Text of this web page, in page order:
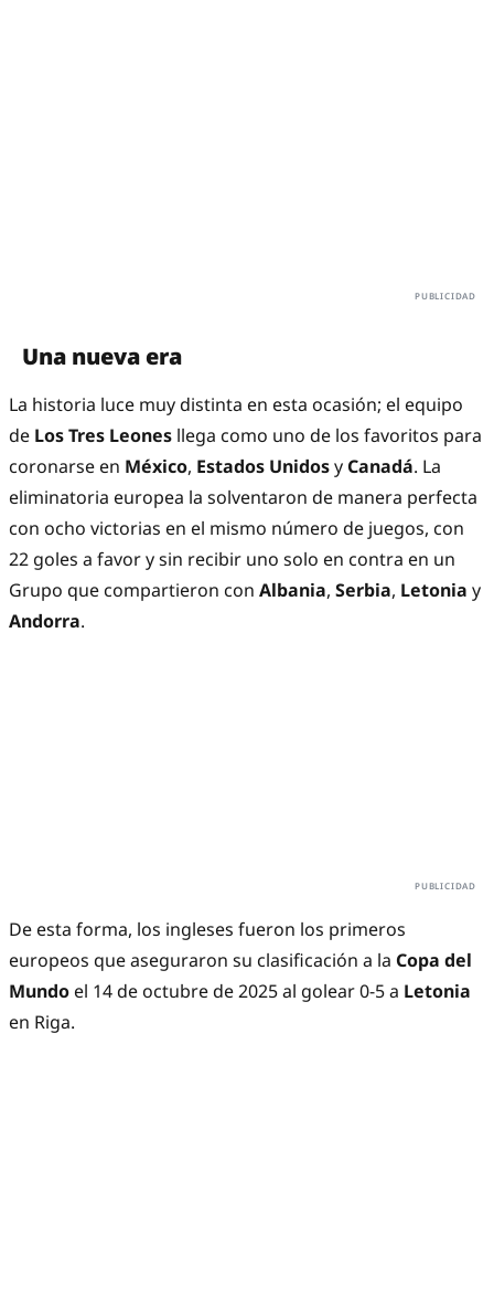
Una nueva era
La historia luce muy distinta en esta ocasión; el equipo
de Los Tres Leones llega como uno de los favoritos para
coronarse en México, Estados Unidosy Canadá. La
eliminatoria europea la solventaron de manera perfecta
con ocho victorias en el mismo número de juegos, con
22 goles a favor y sin recibir uno solo en contra en un
Grupo que compartieron con Albania, Serbia, Letonia y
Andorra.
De esta forma, los ingleses fueron los primeros
europeos que aseguraron su clasificación a la Copa del
Mundo el 14 de octubre de 2025 al golear 0-5 a Letonia
en Riga.